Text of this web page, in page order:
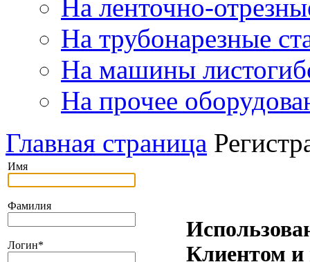
На ленточно-
На трубонарезные
На машины
На прочее
Главная страница
Имя
Фамилия
Логин*
Клиентом и